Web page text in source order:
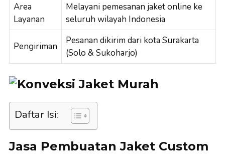
Area
Layanan
Melayani pemesanan jaket online ke
seluruh wilayah Indonesia
Pengiriman
Pesanan dikirim dari kota Surakarta
(Solo & Sukoharjo)
Daftar Isi:
Jasa Pembuatan Jaket Custom